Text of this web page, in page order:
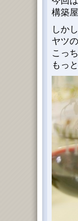
構築
しか
ヤツ
こっ
もっ